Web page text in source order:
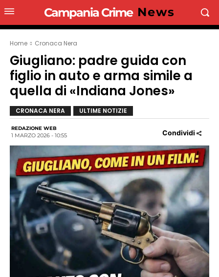
Campania Crime News
Home Cronaca Nera
Giugliano: padre guida con
figlio in auto e arma simile a
quella di «Indiana Jones»
CRONACA NERA ULTIME NOTIZIE
REDAZIONE WEB
1 MARZO 2026 - 10:55 Condividi